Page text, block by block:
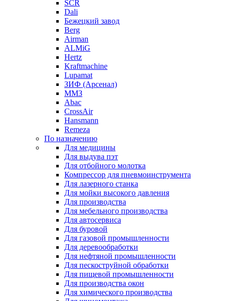
SCR
Dali
Бежецкий завод
Berg
Airman
ALMiG
Hertz
Kraftmachine
Lupamat
ЗИФ (Арсенал)
ММЗ
Abac
CrossAir
Hansmann
Remeza
По назначению
Для медицины
Для выдува пэт
Для отбойного молотка
Компрессор для пневмоинструмента
Для лазерного станка
Для мойки высокого давления
Для производства
Для мебельного производства
Для автосервиса
Для буровой
Для газовой промышленности
Для деревообработки
Для нефтяной промышленности
Для пескоструйной обработки
Для пищевой промышленности
Для производства окон
Для химического производства